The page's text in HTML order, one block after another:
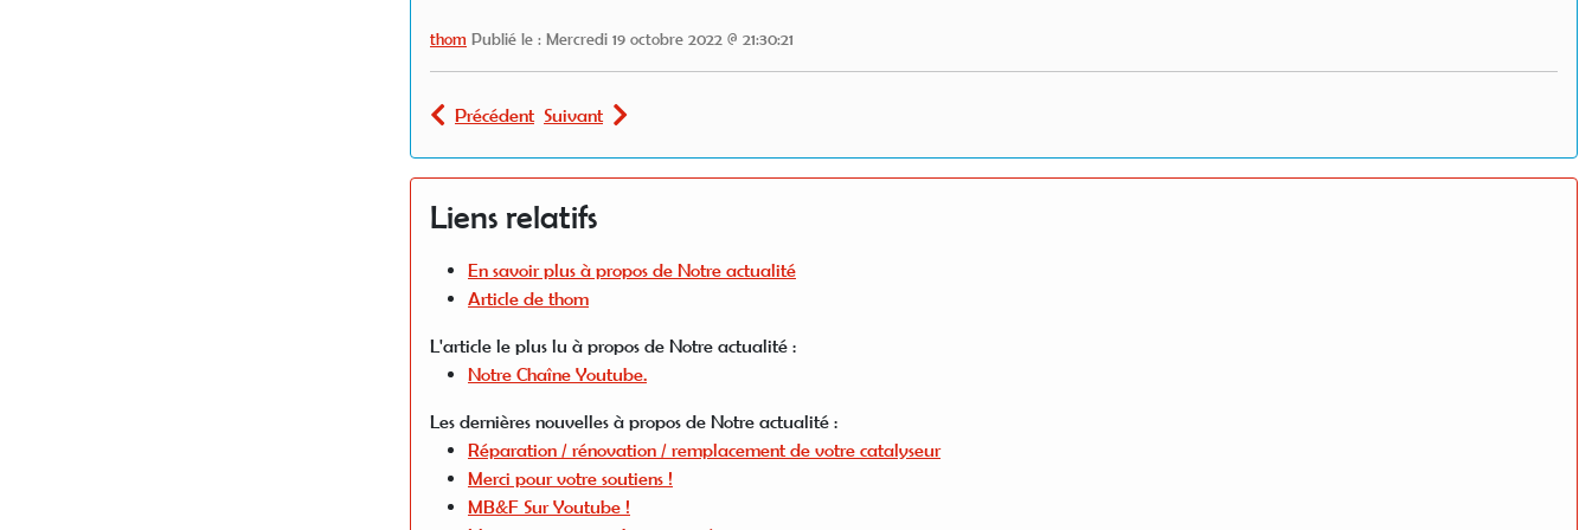
thom Publié le : Mercredi 19 octobre 2022 @ 21:30:21
Précédent Suivant
Liens relatifs
En savoir plus à propos de Notre actualité
Article de thom
L'article le plus lu à propos de Notre actualité :
Notre Chaîne Youtube.
Les dernières nouvelles à propos de Notre actualité :
Réparation / rénovation / remplacement de votre catalyseur
Merci pour votre soutiens !
MB&F Sur Youtube !